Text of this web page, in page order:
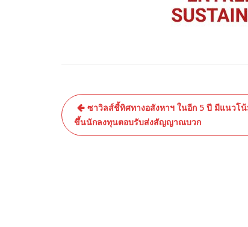
ซาวิลส์ชี้ทิศทางอสังหาฯ ในอีก 5 ปี มีแนวโ
ขึ้นนักลงทุนตอบรับส่งสัญญาณบวก